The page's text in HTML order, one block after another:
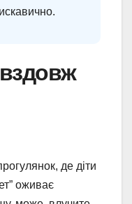
вздовж
де діти
оживає